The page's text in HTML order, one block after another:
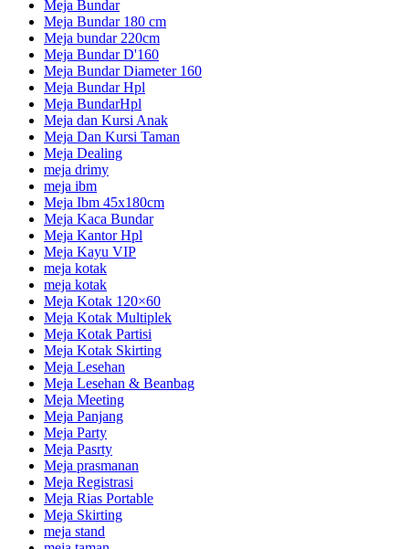
Meja Bundar
Meja Bundar 180 cm
Meja bundar 220cm
Meja Bundar D'160
Meja Bundar Diameter 160
Meja Bundar Hpl
Meja BundarHpl
Meja dan Kursi Anak
Meja Dan Kursi Taman
Meja Dealing
meja drimy
meja ibm
Meja Ibm 45x180cm
Meja Kaca Bundar
Meja Kantor Hpl
Meja Kayu VIP
meja kotak
meja kotak
Meja Kotak 120×60
Meja Kotak Multiplek
Meja Kotak Partisi
Meja Kotak Skirting
Meja Lesehan
Meja Lesehan & Beanbag
Meja Meeting
Meja Panjang
Meja Party
Meja Pasrty
Meja prasmanan
Meja Registrasi
Meja Rias Portable
Meja Skirting
meja stand